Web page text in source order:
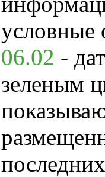
условные
06.02 -
зеленым